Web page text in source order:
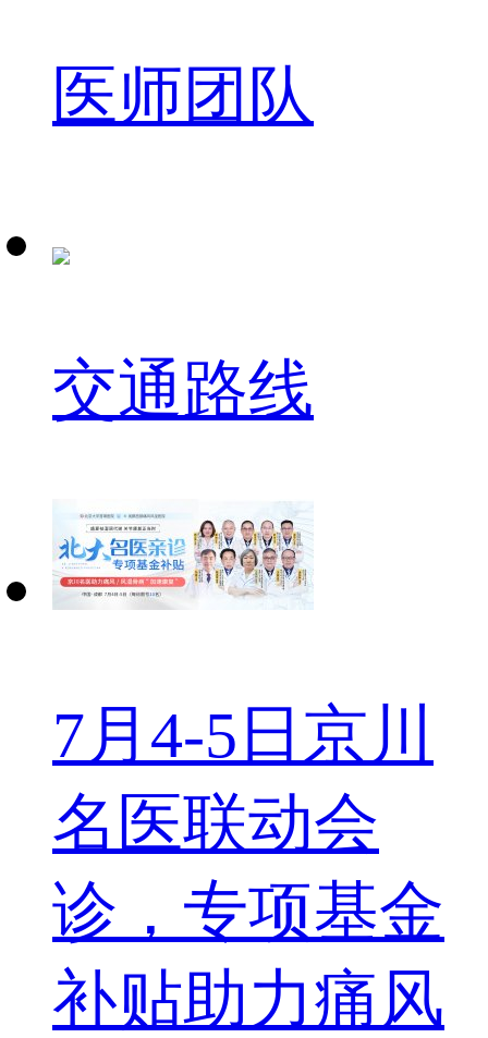
医师团队
交通路线
7月4-5日京川
名医联动会
诊，专项基金
补贴助力痛风